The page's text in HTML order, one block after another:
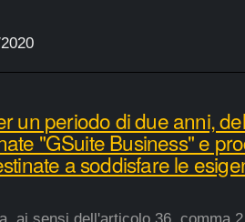
un periodo di due anni,
"GSuite Business" e
a soddisfare le
ai sensi dell'articolo 36, comma